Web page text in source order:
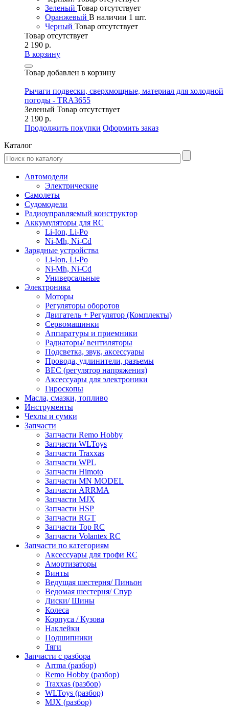
Зеленый Товар отсутствует
Оранжевый В наличии 1 шт.
Черный Товар отсутствует
Товар отсутствует
2 190 р.
В корзину
Товар добавлен в корзину
Рычаги подвески, сверхмощные, материал для холодной
погоды - TRA3655
Зеленый Товар отсутствует
2 190 р.
Продолжить покупки Оформить заказ
Каталог
Автомодели
Электрические
Самолеты
Судомодели
Радиоуправляемый конструктор
Аккумуляторы для RC
Li-Ion, Li-Po
Ni-Mh, Ni-Cd
Зарядные устройства
Li-Ion, Li-Po
Ni-Mh, Ni-Cd
Универсальные
Электроника
Моторы
Регуляторы оборотов
Двигатель + Регулятор (Комплекты)
Сервомашинки
Аппаратуры и приемники
Радиаторы/ вентиляторы
Подсветка, звук, аксессуары
Провода, удлинители, разъемы
BEC (регулятор напряжения)
Аксессуары для электроники
Гироскопы
Масла, смазки, топливо
Инструменты
Чехлы и сумки
Запчасти
Запчасти Remo Hobby
Запчасти WLToys
Запчасти Traxxas
Запчасти WPL
Запчасти Himoto
Запчасти MN MODEL
Запчасти ARRMA
Запчасти MJX
Запчасти HSP
Запчасти RGT
Запчасти Top RC
Запчасти Volantex RC
Запчасти по категориям
Аксессуары для трофи RC
Амортизаторы
Винты
Ведущая шестерня/ Пиньон
Ведомая шестерня/ Спур
Диски/ Шины
Колеса
Корпуса / Кузова
Наклейки
Подшипники
Тяги
Запчасти с разбора
Arrma (разбор)
Remo Hobby (разбор)
Traxxas (разбор)
WLToys (разбор)
MJX (разбор)